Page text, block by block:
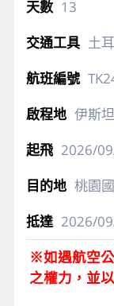
13
土
伊斯
2026/
桃園
2026/
※如遇航空
之權力，並